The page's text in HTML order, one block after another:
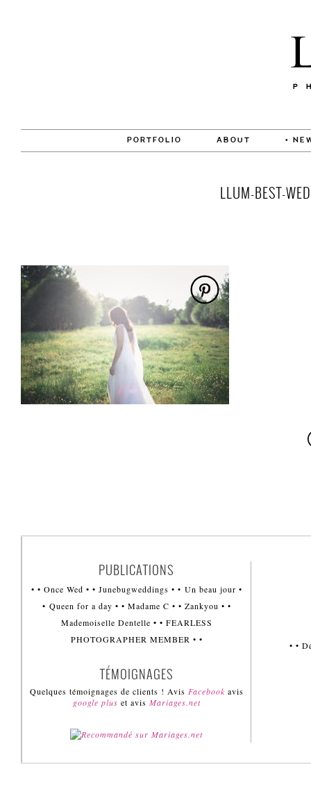
PORTFOLIO ABOUT •
LLUM-BEST-
PUBLICATIONS
• • Once Wed • • Junebugweddings • • Un beau jour •
• Queen for a day • • Madame C • • Zankyou • •
Mademoiselle Dentelle • • FEARLESS
PHOTOGRAPHER MEMBER • •
TÉMOIGNAGES
Quelques témoignages de clients ! Avis Facebook avis
google plus et avis Mariages.net
• •